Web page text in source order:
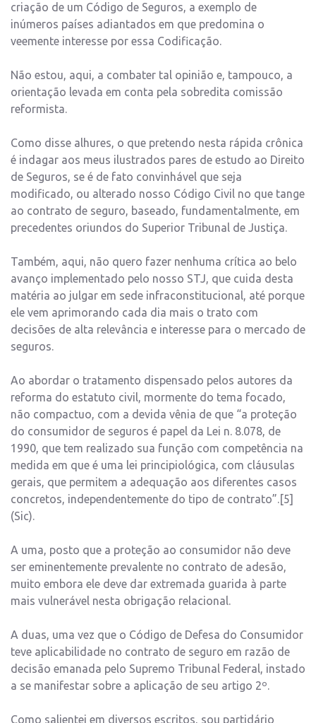
criação de um Código de Seguros, a exemplo de
inúmeros países adiantados em que predomina o
veemente interesse por essa Codificação.
Não estou, aqui, a combater tal opinião e, tampouco, a
orientação levada em conta pela sobredita comissão
reformista.
Como disse alhures, o que pretendo nesta rápida crônica
é indagar aos meus ilustrados pares de estudo ao Direito
de Seguros, se é de fato convinhável que seja
modificado, ou alterado nosso Código Civil no que tange
ao contrato de seguro, baseado, fundamentalmente, em
precedentes oriundos do Superior Tribunal de Justiça.
Também, aqui, não quero fazer nenhuma crítica ao belo
avanço implementado pelo nosso STJ, que cuida desta
matéria ao julgar em sede infraconstitucional, até porque
ele vem aprimorando cada dia mais o trato com
decisões de alta relevância e interesse para o mercado de
seguros.
Ao abordar o tratamento dispensado pelos autores da
reforma do estatuto civil, mormente do tema focado,
não compactuo, com a devida vênia de que “a proteção
do consumidor de seguros é papel da Lei n. 8.078, de
1990, que tem realizado sua função com competência na
medida em que é uma lei principiológica, com cláusulas
gerais, que permitem a adequação aos diferentes casos
concretos, independentemente do tipo de contrato”.[5]
(Sic).
A uma, posto que a proteção ao consumidor não deve
ser eminentemente prevalente no contrato de adesão,
muito embora ele deve dar extremada guarida à parte
mais vulnerável nesta obrigação relacional.
A duas, uma vez que o Código de Defesa do Consumidor
teve aplicabilidade no contrato de seguro em razão de
decisão emanada pelo Supremo Tribunal Federal, instado
a se manifestar sobre a aplicação de seu artigo 2º.
Como salientei em diversos escritos, sou partidário